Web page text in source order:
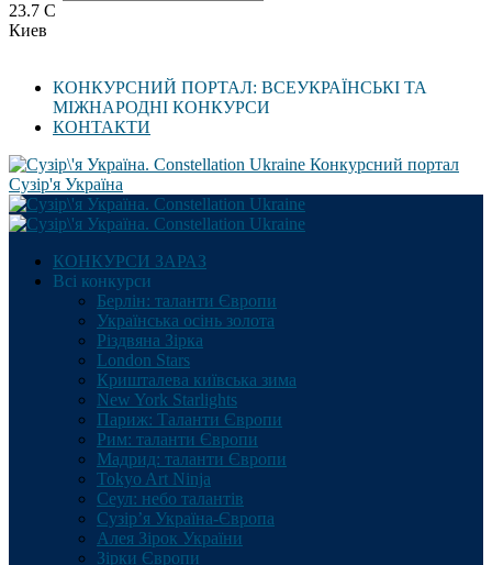
23.7 C
Киев
КОНКУРСНИЙ ПОРТАЛ: ВСЕУКРАЇНСЬКІ ТА
МІЖНАРОДНІ КОНКУРСИ
КОНТАКТИ
Конкурсний портал
Сузір'я Україна
КОНКУРСИ ЗАРАЗ
Всі конкурси
Берлін: таланти Європи
Українська осінь золота
Різдвяна Зірка
London Stars
Кришталева київська зима
New York Starlights
Париж: Таланти Європи
Рим: таланти Європи
Мадрид: таланти Європи
Tokyo Art Ninja
Сеул: небо талантів
Сузір’я Україна-Європа
Алея Зірок України
Зірки Європи